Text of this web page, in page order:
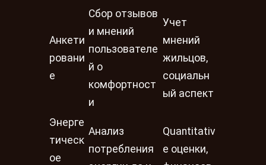
Анкети
ровани
е
Сбор отзывов
и мнений
пользователе
й о
комфортност
и
Учет
мнений
жильцов,
социальн
ый аспект
Энерге
тическ
ое
Анализ
потребления
Quantitativ
e оценки,